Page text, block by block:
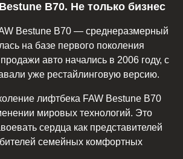
B70. Не только бизнес
Bestune B70 — среднеразмерный
на базе первого поколения
авто начались в 2006 году, с
уже рестайлинговую версию.
лифтбека FAW Bestune B70
мировых технологий. Это
сердца как представителей
семейных комфортных